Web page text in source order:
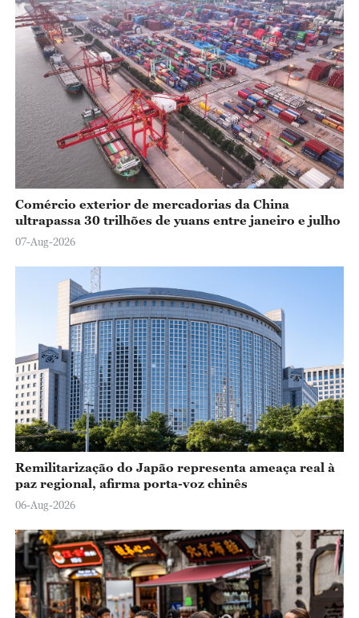
Comércio exterior de mercadorias da China
ultrapassa 30 trilhões de yuans entre janeiro e julho
07-Aug-2026
Remilitarização do Japão representa ameaça real à
paz regional, afirma porta-voz chinês
06-Aug-2026